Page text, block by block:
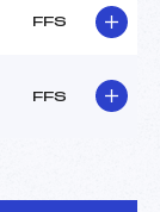
FFS
FFS